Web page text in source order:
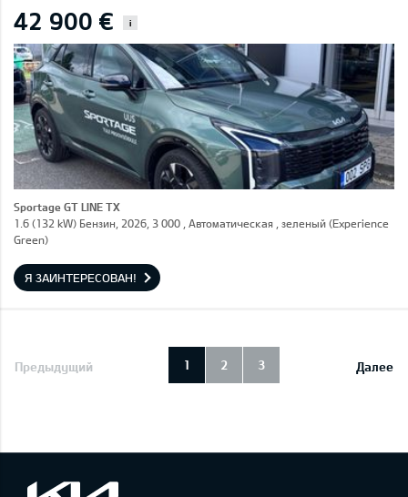
42 900 € i
Sportage GT LINE TX
1.6 (132 kW) Бензин, 2026, 3 000 , Автоматическая , зеленый (Experience
Green)
Я ЗАИНТЕРЕСОВАН!
Предыдущий Далее
1 2 3